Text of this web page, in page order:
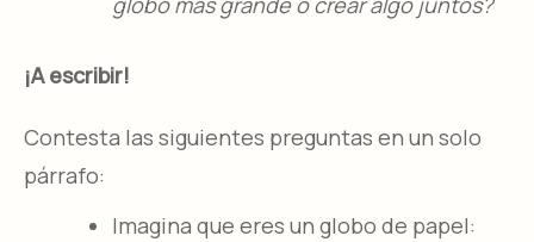
¡A escribir!
Contesta las siguientes preguntas en un solo
párrafo:
Imagina que eres un globo de papel: